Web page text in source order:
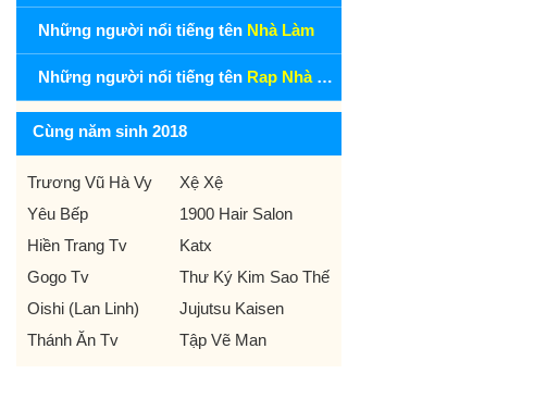
Những người nổi tiếng tên Nhà Làm
Những người nổi tiếng tên Rap Nhà Làm
Cùng năm sinh 2018
Trương Vũ Hà Vy
Xệ Xệ
Yêu Bếp
1900 Hair Salon
Hiền Trang Tv
Katx
Gogo Tv
Thư Ký Kim Sao Thế
Oishi (Lan Linh)
Jujutsu Kaisen
Thánh Ăn Tv
Tập Vẽ Man